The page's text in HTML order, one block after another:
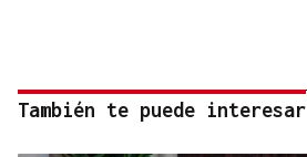
También te puede interesar